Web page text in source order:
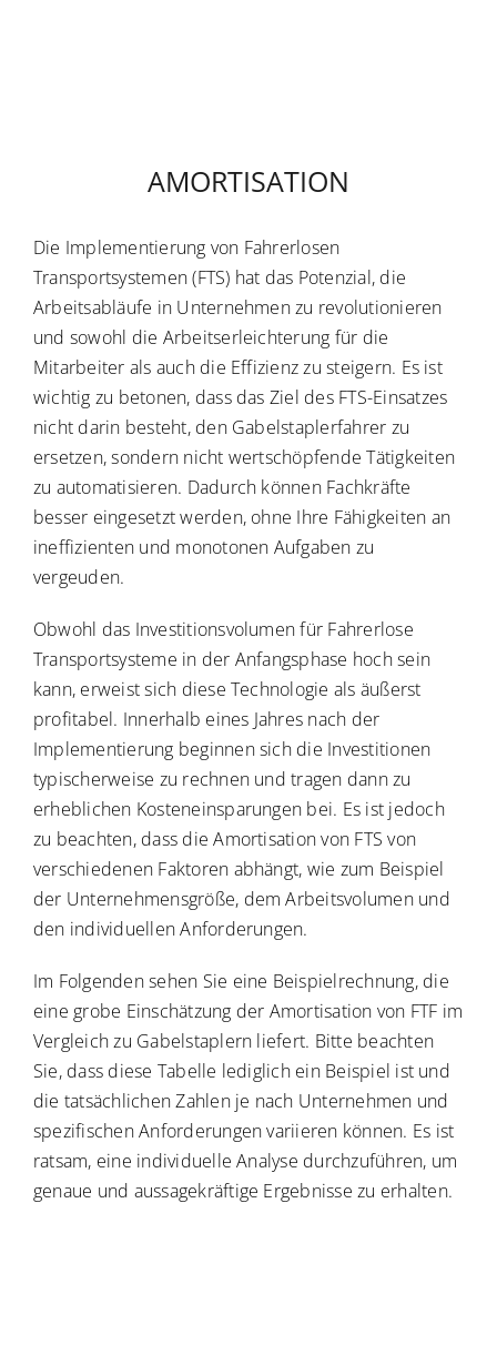
Die Implementierung von Fahrerlosen
Transportsystemen (FTS) hat das Potenzial, die
Arbeitsabläufe in Unternehmen zu revolutionieren
und sowohl die Arbeitserleichterung für die
Mitarbeiter als auch die Effizienz zu steigern. Es ist
wichtig zu betonen, dass das Ziel des FTS-Einsatzes
nicht darin besteht, den Gabelstaplerfahrer zu
ersetzen, sondern nicht wertschöpfende Tätigkeiten
zu automatisieren. Dadurch können Fachkräfte
besser eingesetzt werden, ohne Ihre Fähigkeiten an
ineffizienten und monotonen Aufgaben zu
vergeuden.
Obwohl das Investitionsvolumen für Fahrerlose
Transportsysteme in der Anfangsphase hoch sein
kann, erweist sich diese Technologie als äußerst
profitabel. Innerhalb eines Jahres nach der
Implementierung beginnen sich die Investitionen
typischerweise zu rechnen und tragen dann zu
erheblichen Kosteneinsparungen bei. Es ist jedoch
zu beachten, dass die Amortisation von FTS von
verschiedenen Faktoren abhängt, wie zum Beispiel
der Unternehmensgröße, dem Arbeitsvolumen und
den individuellen Anforderungen.
Im Folgenden sehen Sie eine Beispielrechnung, die
eine grobe Einschätzung der Amortisation von FTF im
Vergleich zu Gabelstaplern liefert. Bitte beachten
Sie, dass diese Tabelle lediglich ein Beispiel ist und
die tatsächlichen Zahlen je nach Unternehmen und
spezifischen Anforderungen variieren können. Es ist
ratsam, eine individuelle Analyse durchzuführen, um
genaue und aussagekräftige Ergebnisse zu erhalten.